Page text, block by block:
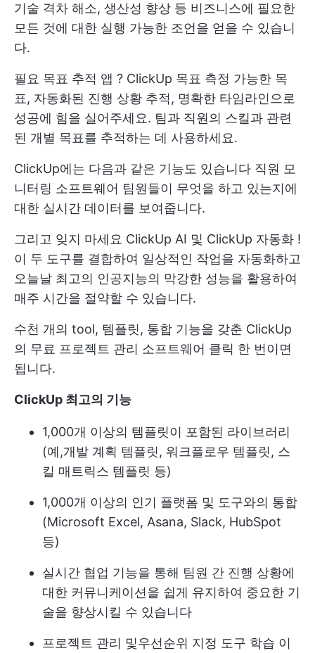
기술 격차 해소, 생산성 향상 등 비즈니스에 필요한
모든 것에 대한 실행 가능한 조언을 얻을 수 있습니
다.
필요 목표 추적 앱 ? ClickUp 목표 측정 가능한 목
표, 자동화된 진행 상황 추적, 명확한 타임라인으로
성공에 힘을 실어주세요. 팀과 직원의 스킬과 관련
된 개별 목표를 추적하는 데 사용하세요.
ClickUp에는 다음과 같은 기능도 있습니다 직원 모
니터링 소프트웨어 팀원들이 무엇을 하고 있는지에
대한 실시간 데이터를 보여줍니다.
그리고 잊지 마세요 ClickUp AI 및 ClickUp 자동화 !
이 두 도구를 결합하여 일상적인 작업을 자동화하고
오늘날 최고의 인공지능의 막강한 성능을 활용하여
매주 시간을 절약할 수 있습니다.
수천 개의 tool, 템플릿, 통합 기능을 갖춘 ClickUp
의 무료 프로젝트 관리 소프트웨어 클릭 한 번이면
됩니다.
ClickUp 최고의 기능
1,000개 이상의 템플릿이 포함된 라이브러리
(예,개발 계획 템플릿, 워크플로우 템플릿, 스
킬 매트릭스 템플릿 등)
1,000개 이상의 인기 플랫폼 및 도구와의 통합
(Microsoft Excel, Asana, Slack, HubSpot
등)
실시간 협업 기능을 통해 팀원 간 진행 상황에
대한 커뮤니케이션을 쉽게 유지하여 중요한 기
술을 향상시킬 수 있습니다
프로젝트 관리 및우선순위 지정 도구 학습 이